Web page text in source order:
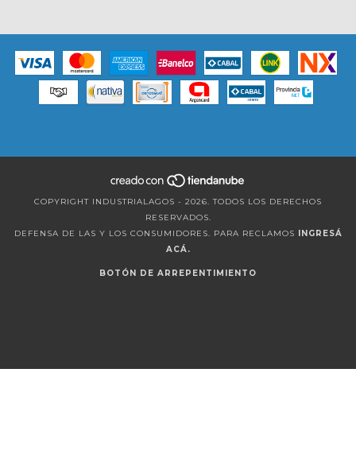
COPYRIGHT INDUSTRIALAGOS - 2026. TODOS LOS DERECHOS
RESERVADOS.
DEFENSA DE LAS Y LOS CONSUMIDORES. PARA RECLAMOS INGRESÁ
ACÁ.
BOTÓN DE ARREPENTIMIENTO